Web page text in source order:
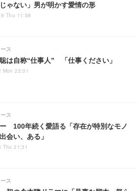
じゃない」男が明かす愛情の形
Thu 11:58
は自称“仕事人” 「仕事ください」
ス
Mon 22:01
100年続く愛語る「存在が特別なモノ
会い、ある」
ス
Thu 21:31
ス